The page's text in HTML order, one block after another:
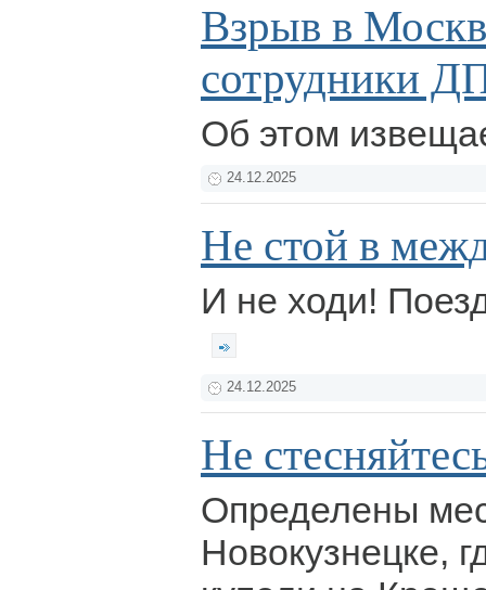
Взрыв в
сотрудники
Об этом
24.12.2025
Не стой в
И не ходи!
24.12.2025
Не
Определены
Новокузнецке,